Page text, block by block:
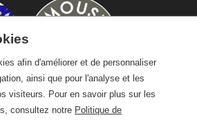
afin d'améliorer et de personnaliser
ainsi que pour l'analyse et les
visiteurs. Pour en savoir plus sur les
consultez notre Politique de